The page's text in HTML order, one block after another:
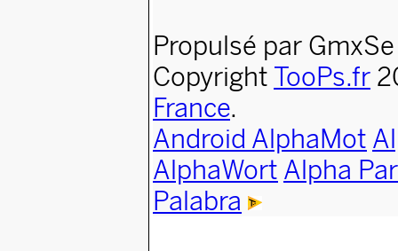
Propulsé par
Copyright TooPs.fr
France.
Android AlphaMot
AlphaWort Alpha
Palabra